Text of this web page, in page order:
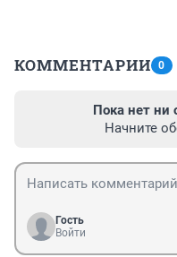
КОММЕНТАРИИ 0
Пока нет ни
Начните
Гость
Войти